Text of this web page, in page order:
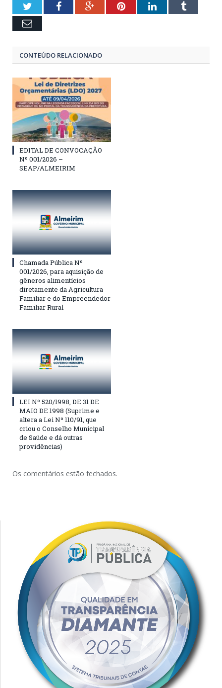
TwitterFacebookGoogle+PinterestLinkedInTumblr
Email
CONTEÚDO RELACIONADO
EDITAL DE CONVOCAÇÃO
Nº 001/2026 –
SEAP/ALMEIRIM
Chamada Pública Nº
001/2026, para aquisição de
gêneros alimentícios
diretamente da Agricultura
Familiar e do Empreendedor
Familiar Rural
LEI Nº 520/1998, DE 31 DE
MAIO DE 1998 (Suprime e
altera a Lei Nº 110/91, que
criou o Conselho Municipal
de Saúde e dá outras
providências)
Os comentários estão fechados.